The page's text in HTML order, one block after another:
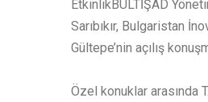
EtkinlikBULTİŞAD
Sarıbıkır, Bulgaristan
Gültepe’nin açılış
Özel konuklar arasında